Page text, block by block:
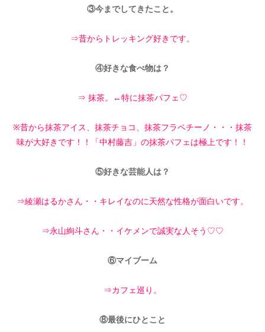
③今までしてきたこと。
⇒昔からトレッキング好きです。
④好きな食べ物は？
⇒ 抹茶。←特に抹茶パフェ♡
※昔から抹茶アイス、抹茶チョコ、抹茶フラペチーノ・・・抹茶
味が大好きです！！「中村藤吉」の抹茶パフェは極上です！！
⑤好きな芸能人は？
⇒綾瀬はるかさん・・キレイなのに天然な性格が面白いです。
⇒永山絢斗さん・・イケメンで誠実な人そう♡♡
⑥マイブーム
⇒カフェ巡り。
⑧最後にひとこと